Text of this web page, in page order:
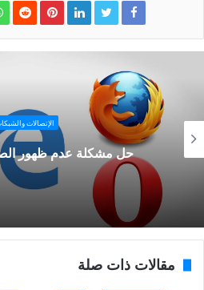
الإتصالات
حل مشكلة عدم ظهور
مقالات ذات صلة